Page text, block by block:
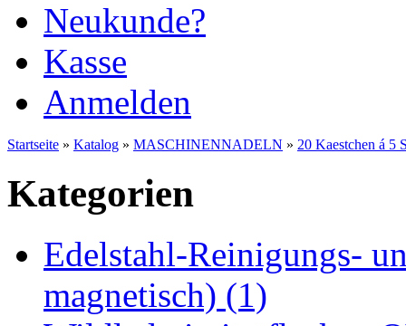
Neukunde?
Kasse
Anmelden
Startseite » Katalog » MASCHINENNADELN » 20 Kaestchen á 5
Kategorien
Edelstahl-Reinigungs-
magnetisch) (1)